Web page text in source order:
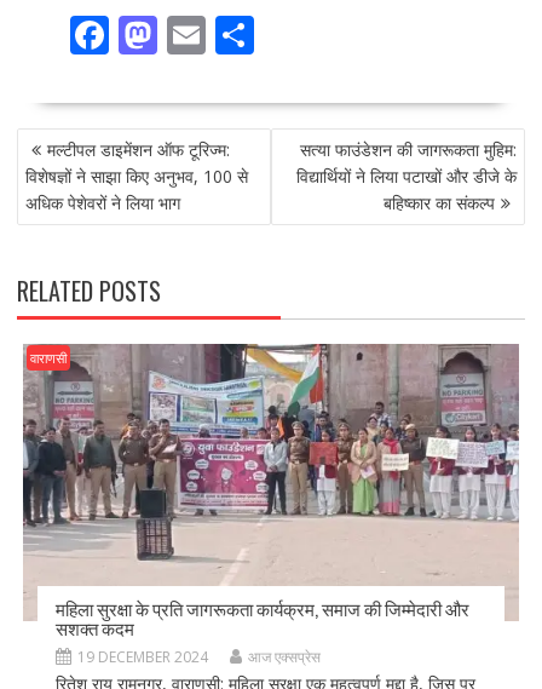
F
e
b
o
o
k
M
to
d
o
n
E
ai
l
S
ar
POST
NAVIGATION
मल्टीपल डाइमेंशन ऑफ टूरिज्म:
विशेषज्ञों ने साझा किए अनुभव, 100 से
अधिक पेशेवरों ने लिया भाग
सत्या फाउंडेशन की जागरूकता मुहिम:
विद्यार्थियों ने लिया पटाखों और डीजे के
बहिष्कार का संकल्प
RELATED POSTS
वाराणसी
महिला सुरक्षा के प्रति जागरूकता कार्यक्रम, समाज की जिम्मेदारी और
सशक्त कदम
19 DECEMBER 2024 आज एक्सप्रेस
रितेश राय रामनगर, वाराणसी: महिला सुरक्षा एक महत्वपूर्ण मुद्दा है, जिस पर